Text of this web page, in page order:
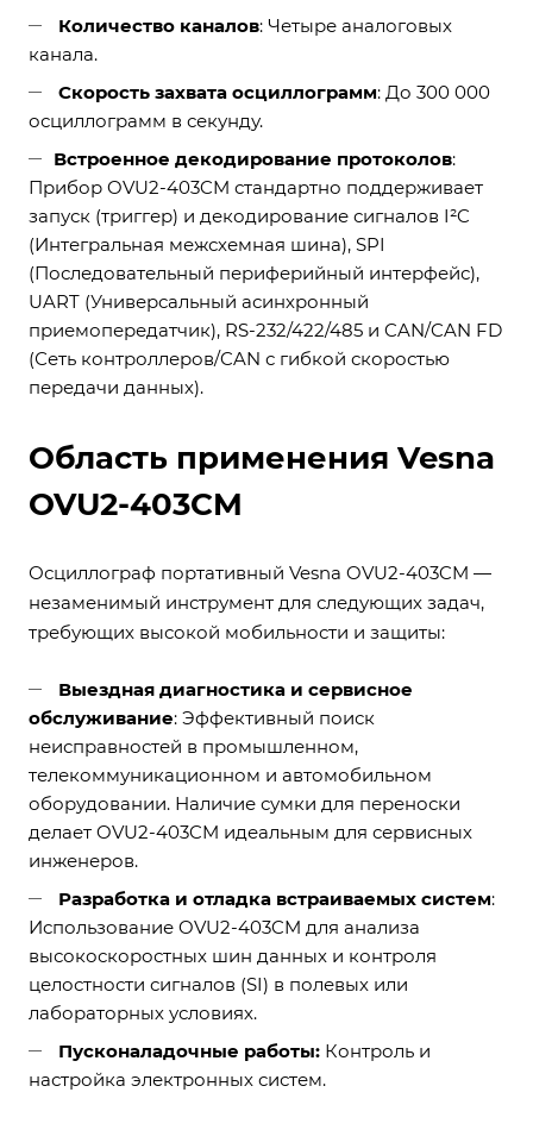
Количество каналов: Четыре аналоговых
канала.
Скорость захвата осциллограмм: До 300 000
осциллограмм в секунду.
Встроенное декодирование протоколов:
Прибор OVU2-403CM стандартно поддерживает
запуск (триггер) и декодирование сигналов I²C
(Интегральная межсхемная шина), SPI
(Последовательный периферийный интерфейс),
UART (Универсальный асинхронный
приемопередатчик), RS-232/422/485 и CAN/CAN FD
(Сеть контроллеров/CAN с гибкой скоростью
передачи данных).
Область применения Vesna
OVU2-403CM
Осциллограф портативный Vesna OVU2-403CM —
незаменимый инструмент для следующих задач,
требующих высокой мобильности и защиты:
Выездная диагностика и сервисное
обслуживание: Эффективный поиск
неисправностей в промышленном,
телекоммуникационном и автомобильном
оборудовании. Наличие сумки для переноски
делает OVU2-403CM идеальным для сервисных
инженеров.
Разработка и отладка встраиваемых систем:
Использование OVU2-403CM для анализа
высокоскоростных шин данных и контроля
целостности сигналов (SI) в полевых или
лабораторных условиях.
Пусконаладочные работы: Контроль и
настройка электронных систем.